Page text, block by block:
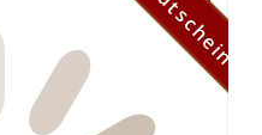
Gutschein